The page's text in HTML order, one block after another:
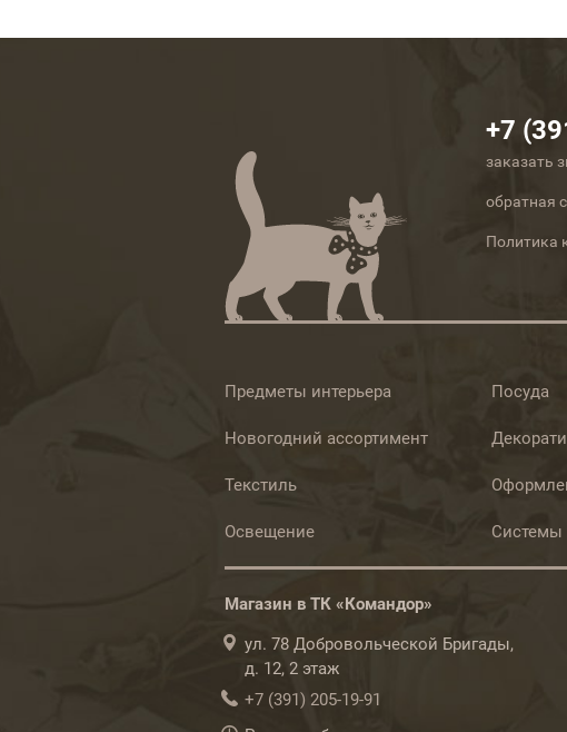
+7
заказать
обратная
Политика
Предметы интерьера
Новогодний ассортимент
Текстиль
Освещение
Посуда
Системы
Магазин в ТК «Командор»
ул. 78 Добровольческой Бригады,
д. 12, 2 этаж
+7 (391) 205-19-91